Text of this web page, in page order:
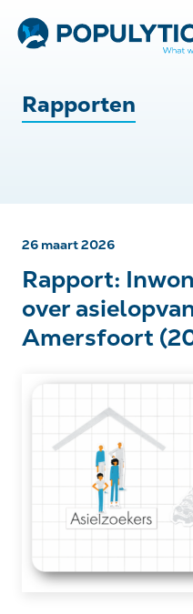
Rapporten
26 maart 2026
Rapport:
over
Amersfoort